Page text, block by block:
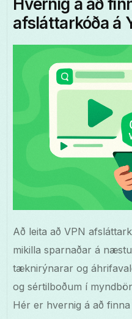
Hvernig á að
afsláttarkóða á
Að leita að VPN
mikilla sparnaðar á
tæknirýnarar og
og sértilboðum í
Hér er hvernig á að